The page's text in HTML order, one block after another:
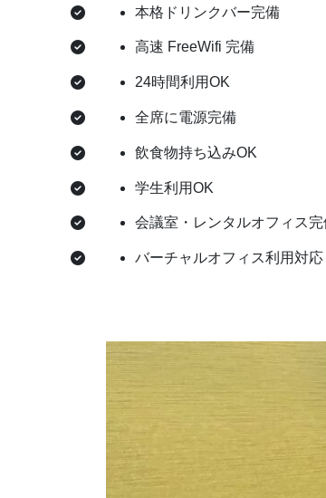
本格ドリンクバー完備
高速 FreeWifi 完備
24時間利用OK
全席に電源完備
飲食物持ち込みOK
学生利用OK
会議室・レンタルオフィス完
バーチャルオフィス利用対応